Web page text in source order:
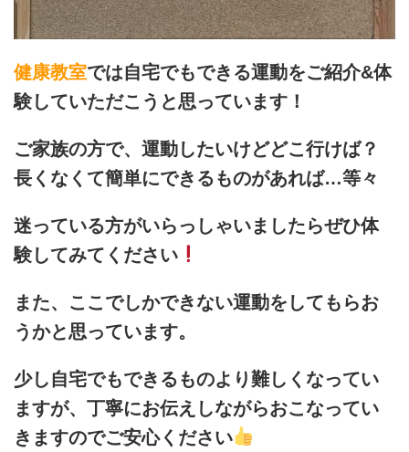
健康教室では自宅でもできる運動をご紹介&体
験していただこうと思っています！
ご家族の方で、運動したいけどどこ行けば？
長くなくて簡単にできるものがあれば…等々
迷っている方がいらっしゃいましたらぜひ体
験してみてください
また、ここでしかできない運動をしてもらお
うかと思っています。
少し自宅でもできるものより難しくなってい
ますが、丁寧にお伝えしながらおこなってい
きますのでご安心ください